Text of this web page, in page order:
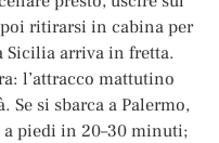
ritirarsi in cabina per
Sicilia arriva in fretta.
l’attracco mattutino
Se si sbarca a Palermo,
piedi in 20–30 minuti;